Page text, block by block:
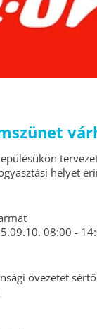
helyet
08:00 -
övezetet